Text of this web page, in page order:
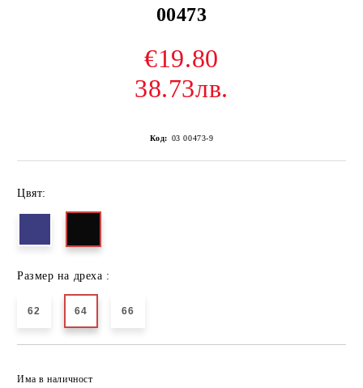
00473
€19.80
38.73лв.
Код: 03 00473-9
Цвят:
Размер на дреха :
62 64 66
Има в наличност